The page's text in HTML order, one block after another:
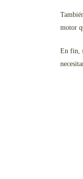
motor
En fin,